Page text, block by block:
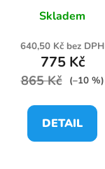
Skladem
640,50 Kč bez DPH
775 Kč
865 Kč (–10 %)
DETAIL